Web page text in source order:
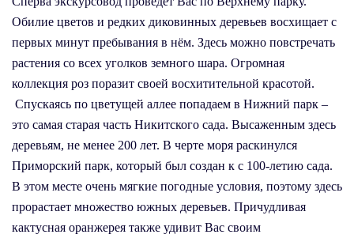
Обилие цветов и редких диковинных деревьев восхищает с
первых минут пребывания в нём. Здесь можно повстречать
растения со всех уголков земного шара. Огромная
коллекция роз поразит своей восхитительной красотой.
Спускаясь по цветущей аллее попадаем в Нижний парк –
это самая старая часть Никитского сада. Высаженным здесь
деревьям, не менее 200 лет. В черте моря раскинулся
Приморский парк, который был создан к с 100-летию сада.
В этом месте очень мягкие погодные условия, поэтому здесь
прорастает множество южных деревьев. Причудливая
кактусная оранжерея также удивит Вас своим